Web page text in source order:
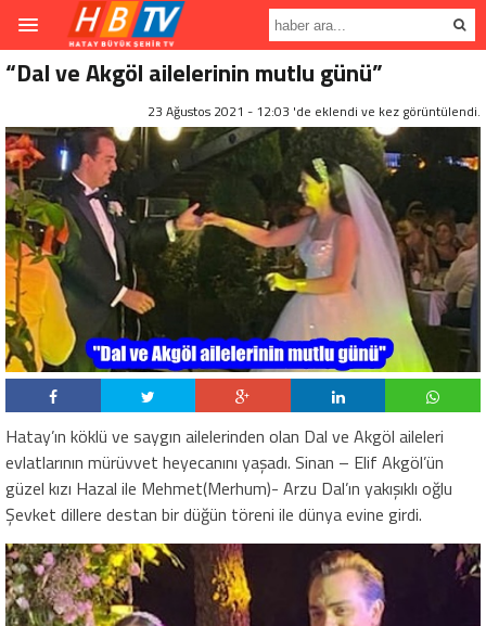
“Dal ve Akgöl ailelerinin mutlu günü”
23 Ağustos 2021 - 12:03 'de eklendi ve kez görüntülendi.
Hatay’ın köklü ve saygın ailelerinden olan Dal ve Akgöl aileleri
evlatlarının mürüvvet heyecanını yaşadı. Sinan – Elif Akgöl’ün
güzel kızı Hazal ile Mehmet(Merhum)- Arzu Dal’ın yakışıklı oğlu
Şevket dillere destan bir düğün töreni ile dünya evine girdi.